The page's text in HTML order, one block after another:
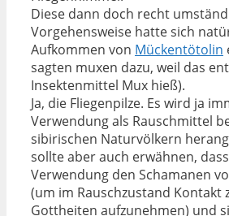
Diese dann doch recht
Vorgehensweise hatte sich
Aufkommen von Mückentötolin
sagten muxen dazu, weil das
Insektenmittel Mux hieß).
Ja, die Fliegenpilze. Es wird ja
Verwendung als Rauschmittel
sibirischen Naturvölkern
sollte aber auch erwähnen,
Verwendung den Schamanen
(um im Rauschzustand Kontakt
Gottheiten aufzunehmen) und